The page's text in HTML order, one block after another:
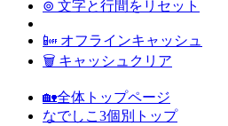
⊚ 文字と行間をリセット
📴 オフラインキャッシュ
🗑 キャッシュクリア
🏡全体トップページ
なでしこ3個別トップ